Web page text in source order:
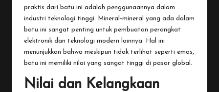
praktis dari batu ini adalah penggunaannya dalam
industri teknologi tinggi. Mineral-mineral yang ada dalam
batu ini sangat penting untuk pembuatan perangkat
elektronik dan teknologi modern lainnya. Hal ini
menunjukkan bahwa meskipun tidak terlihat seperti emas,
batu ini memiliki nilai yang sangat tinggi di pasar global.
Nilai dan Kelangkaan